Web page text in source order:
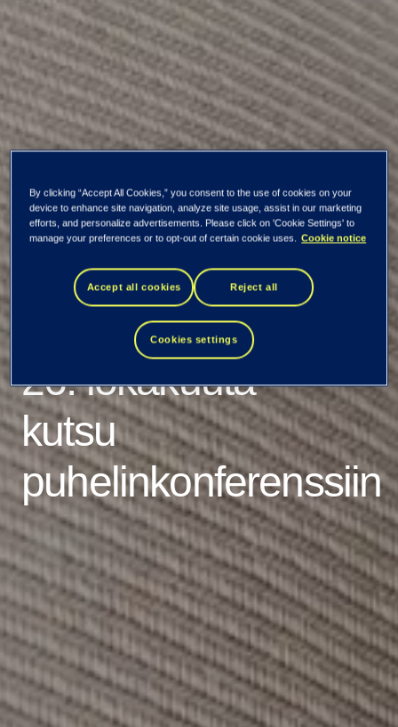
Tietoevryn
kolmannen
neljänneksen tulos
26. lokakuuta –
kutsu
puhelinkonferenssiin
By clicking “Accept All Cookies,” you consent to the use of cookies on your
device to enhance site navigation, analyze site usage, assist in our marketing
efforts, and personalize advertisements. Please click on 'Cookie Settings' to
manage your preferences or to opt-out of certain cookie uses. Cookie notice
Accept all cookies Reject all
Cookies settings